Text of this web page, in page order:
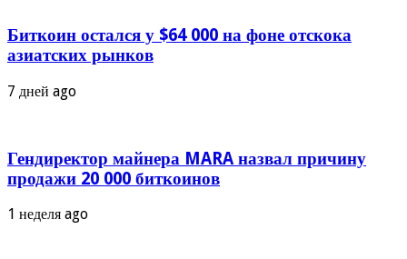
Биткоин остался у $64 000 на фоне отскока
азиатских рынков
7 дней ago
Гендиректор майнера MARA назвал причину
продажи 20 000 биткоинов
1 неделя ago